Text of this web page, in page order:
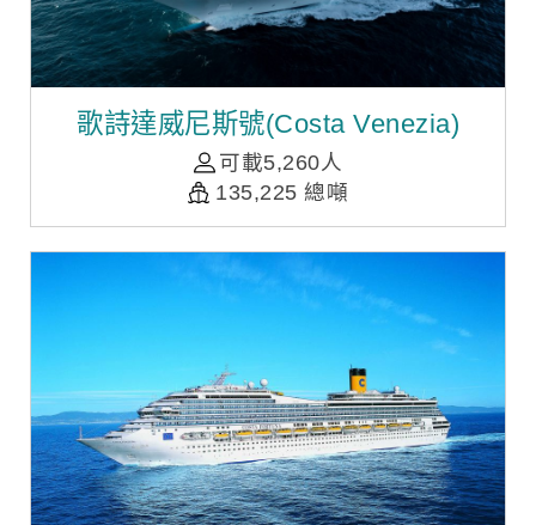
歌詩達威尼斯號(Costa Venezia)
可載5,260人
135,225 總噸